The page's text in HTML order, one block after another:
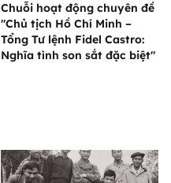
Chuỗi hoạt động chuyên đề
"Chủ tịch Hồ Chí Minh –
Tổng Tư lệnh Fidel Castro:
Nghĩa tình son sắt đặc biệt"